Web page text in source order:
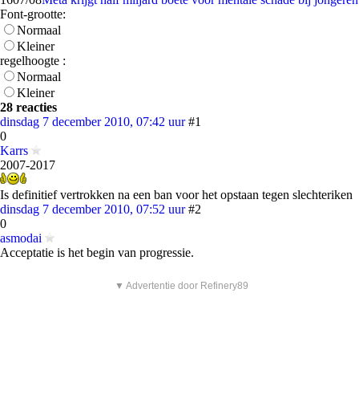
Font-grootte:
Normaal
Kleiner
regelhoogte :
Normaal
Kleiner
28 reacties
dinsdag 7 december 2010, 07:42 uur #1
0
Karrs
2007-2017
Is definitief vertrokken na een ban voor het opstaan tegen slechteriken
dinsdag 7 december 2010, 07:52 uur #2
0
asmodai
Acceptatie is het begin van progressie.
▼ Advertentie door Refinery89